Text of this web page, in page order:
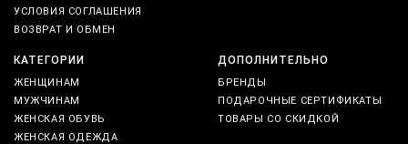
УСЛОВИЯ СОГЛАШЕНИЯ
ВОЗВРАТ И ОБМЕН
КАТЕГОРИИ
ЖЕНЩИНАМ
МУЖЧИНАМ
ЖЕНСКАЯ ОБУВЬ
ЖЕНСКАЯ ОДЕЖДА
ДОПОЛНИТЕЛЬНО
БРЕНДЫ
ПОДАРОЧНЫЕ СЕРТИФИКАТЫ
ТОВАРЫ СО СКИДКОЙ